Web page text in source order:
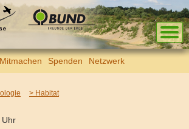
Mitmachen Spenden Netzwerk
> Habitat
Uhr